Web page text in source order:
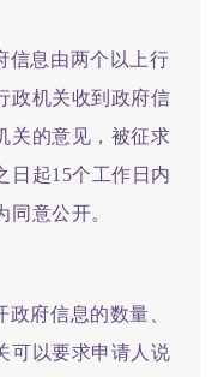
息由两个以上行
政机关收到政府信
关的意见，被征求
日起15个工作日内
意公开。
府信息的数量、
可以要求申请人说